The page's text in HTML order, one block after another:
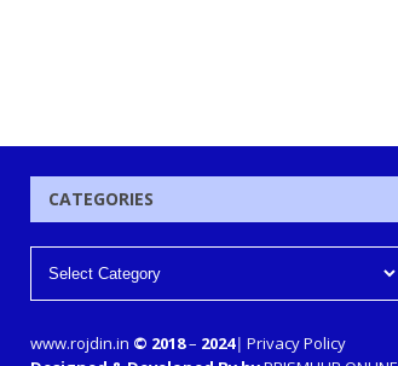
CATEGORIES
www.rojdin.in © 2018– 2024| Privacy Policy